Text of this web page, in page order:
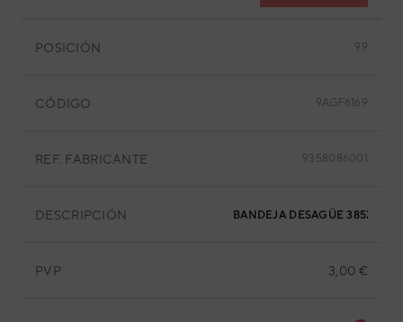
POSICIÓN 99
CÓDIGO 9AGF6169
REF. FABRICANTE 9358086001
DESCRIPCIÓN BANDEJA DESAGÜE
PVP 3,00 €